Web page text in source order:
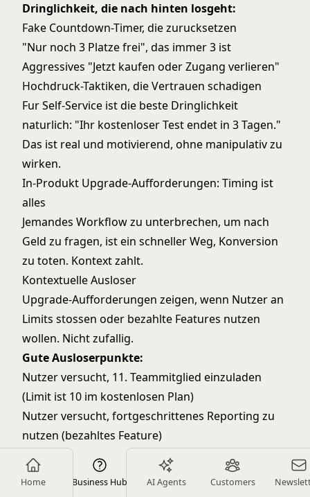
Home Business Hub AI Agents Customers
Dringlichkeit, die nach hinten losgeht:
Fake Countdown-Timer, die zurucksetzen
"Nur noch 3 Platze frei", das immer 3 ist
Aggressives "Jetzt kaufen oder Zugang verlieren"
Hochdruck-Taktiken, die Vertrauen schadigen
Fur Self-Service ist die beste Dringlichkeit
naturlich: "Ihr kostenloser Test endet in 3 Tagen."
Das ist real und motivierend, ohne manipulativ zu
wirken.
In-Produkt Upgrade-Aufforderungen: Timing ist
alles
Jemandes Workflow zu unterbrechen, um nach
Geld zu fragen, ist ein schneller Weg, Konversion
zu toten. Kontext zahlt.
Kontextuelle Ausloser
Upgrade-Aufforderungen zeigen, wenn Nutzer an
Limits stossen oder bezahlte Features nutzen
wollen. Nicht zufallig.
Gute Ausloserpunkte:
Nutzer versucht, 11. Teammitglied einzuladen
(Limit ist 10 im kostenlosen Plan)
Nutzer versucht, fortgeschrittenes Reporting zu
nutzen (bezahltes Feature)
Nutzer exportiert Daten (bezahltes Feature)
Nutzer erreicht Speicherlimit